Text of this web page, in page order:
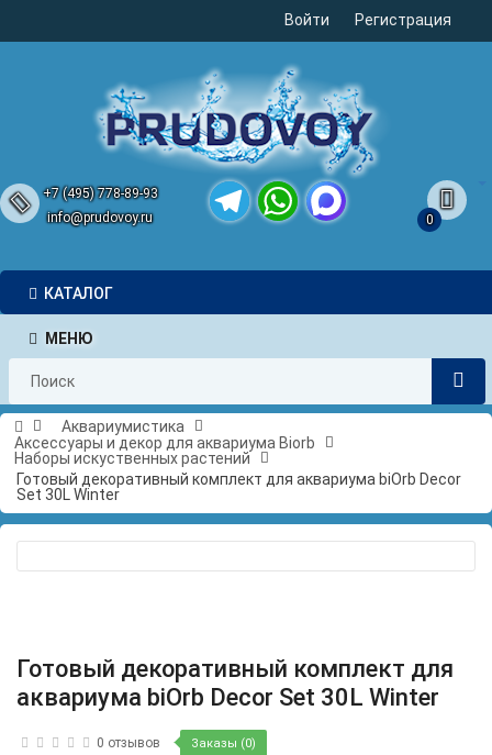
Войти Регистрация
+7 (495) 778-89-93
info@prudovoy.ru
0
КАТАЛОГ
МЕНЮ
Аквариумистика
Аксессуары и декор для аквариума Biorb
Наборы искуственных растений
Готовый декоративный комплект для аквариума biOrb Decor
Set 30L Winter
Готовый декоративный комплект для
аквариума biOrb Decor Set 30L Winter
0 отзывов Заказы (0)